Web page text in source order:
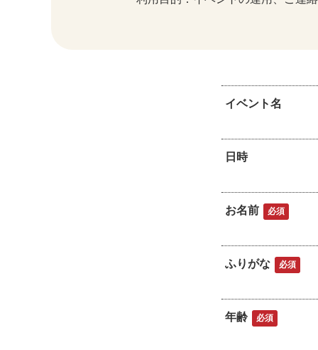
イベント名
日時
お名前 必須
ふりがな 必須
年齢 必須